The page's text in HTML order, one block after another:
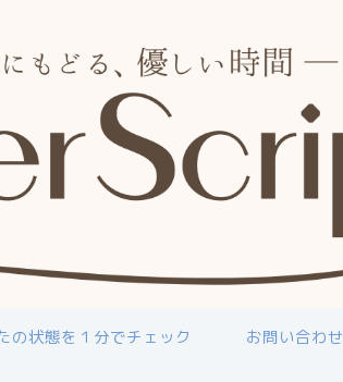
の状態を１分でチェック お問い合わせ